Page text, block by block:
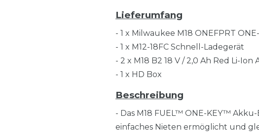
Lieferumfang
- 1 x Milwaukee M18 ONEFPRT
- 1 x M12-18FC Schnell-Ladegerät
- 2 x M18 B2 18 V / 2,0 Ah Red Li-Ion
- 1 x HD Box
Beschreibung
- Das M18 FUEL™ ONE-KEY™
einfaches Nieten ermöglicht und